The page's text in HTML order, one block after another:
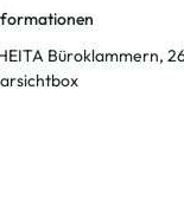
Büroklammern,